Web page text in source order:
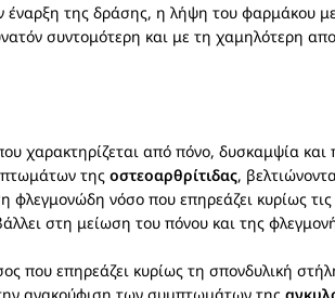
της δράσης, η λήψη του φαρμάκου
συντομότερη και με τη χαμηλότερη
χαρακτηρίζεται από πόνο, δυσκαμψία και
της οστεοαρθρίτιδας,
φλεγμονώδη νόσο που επηρεάζει κυρίως
στη μείωση του πόνου και της
που επηρεάζει κυρίως τη σπονδυλική